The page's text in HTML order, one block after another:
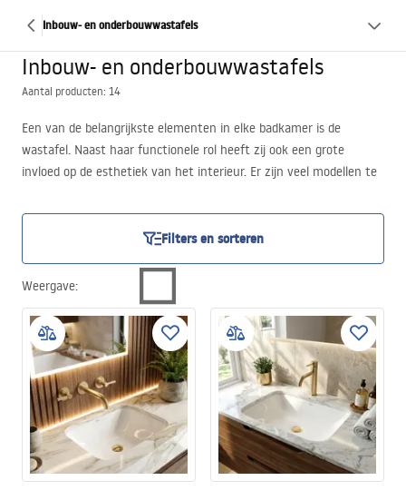
Inbouw- en onderbouwwastafels
Inbouw- en onderbouwwastafels
Aantal producten: 14
Een van de belangrijkste elementen in elke badkamer is de
wastafel. Naast haar functionele rol heeft zij ook een grote
invloed op de esthetiek van het interieur. Er zijn veel modellen te
willen u moderne inbouwwastafels in het werkblad aanbieden, die
een universele keuze voor elke badkamer vormen.
Filters en sorteren
Weergave: